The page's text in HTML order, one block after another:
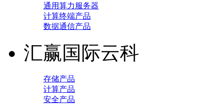
通用算力服务器
计算终端产品
数据通信产品
汇赢国际云科
存储产品
计算产品
安全产品